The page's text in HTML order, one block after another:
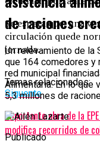
Se espera que, una
circulación quede
jornada.
Temas relacionados:
Siguente
Importante obra de la
modifica recorridos de
de raciones
Un relevamiento de
que 164 comedores y
red municipal
Alimentaria. En lo que
5,3 millones de
Publicado